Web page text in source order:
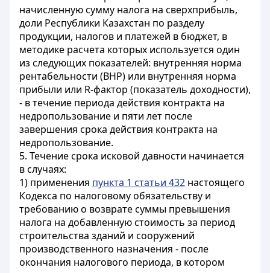
начисленную сумму налога на сверхприбыль,
доли Республики Казахстан по разделу
продукции, налогов и платежей в бюджет, в
методике расчета которых используется один
из следующих показателей: внутренняя норма
рентабельности (ВНР) или внутренняя норма
прибыли или R-фактор (показатель доходности),
- в течение периода действия контракта на
недропользование и пяти лет после
завершения срока действия контракта на
недропользование.
5. Течение срока исковой давности начинается
в случаях:
1) применения пункта 1 статьи 432 настоящего
Кодекса по налоговому обязательству и
требованию о возврате суммы превышения
налога на добавленную стоимость за период
строительства зданий и сооружений
производственного назначения - после
окончания налогового периода, в котором